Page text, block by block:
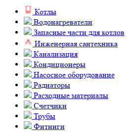
Котлы
Водонагреватели
Запасные части для котлов
Инженерная сантехника
Канализация
Кондиционеры
Насосное оборудование
Радиаторы
Расходные материалы
Счетчики
Трубы
Фитинги